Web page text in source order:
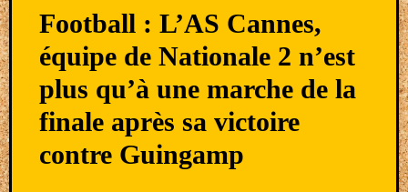
Football : L’AS Cannes,
équipe de Nationale 2 n’est
plus qu’à une marche de la
finale après sa victoire
contre Guingamp